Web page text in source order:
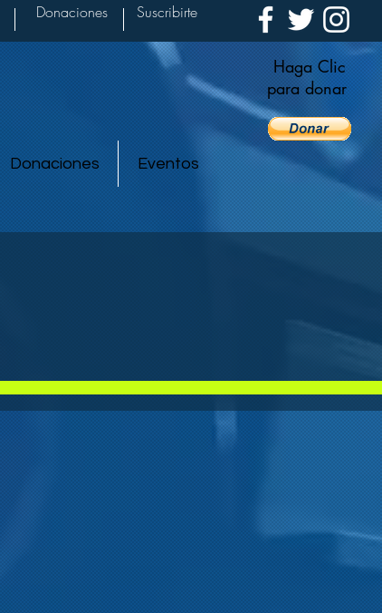
Donaciones Suscribirte
Haga Clic
para donar
Donaciones Eventos